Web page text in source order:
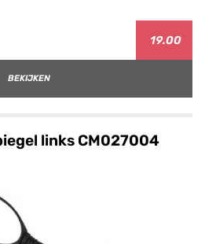
19.00
BEKIJKEN
links CM027004